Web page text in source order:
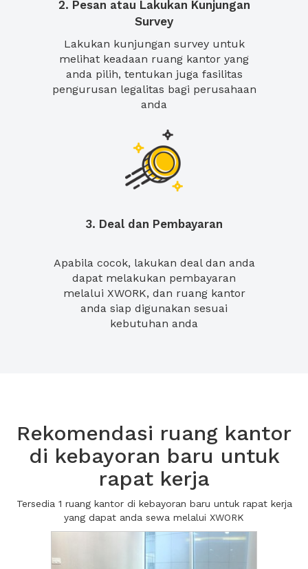
2. Pesan atau Lakukan Kunjungan
Survey
Lakukan kunjungan survey untuk
melihat keadaan ruang kantor yang
anda pilih, tentukan juga fasilitas
pengurusan legalitas bagi perusahaan
anda
3. Deal dan Pembayaran
Apabila cocok, lakukan deal dan anda
dapat melakukan pembayaran
melalui XWORK, dan ruang kantor
anda siap digunakan sesuai
kebutuhan anda
Rekomendasi ruang kantor
di kebayoran baru untuk
rapat kerja
Tersedia 1 ruang kantor di kebayoran baru untuk rapat kerja
yang dapat anda sewa melalui XWORK